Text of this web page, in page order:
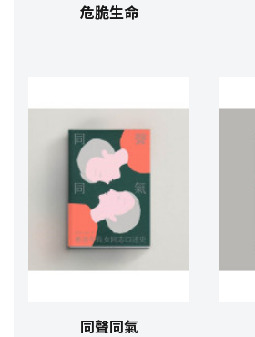
危脆生命
同聲同氣